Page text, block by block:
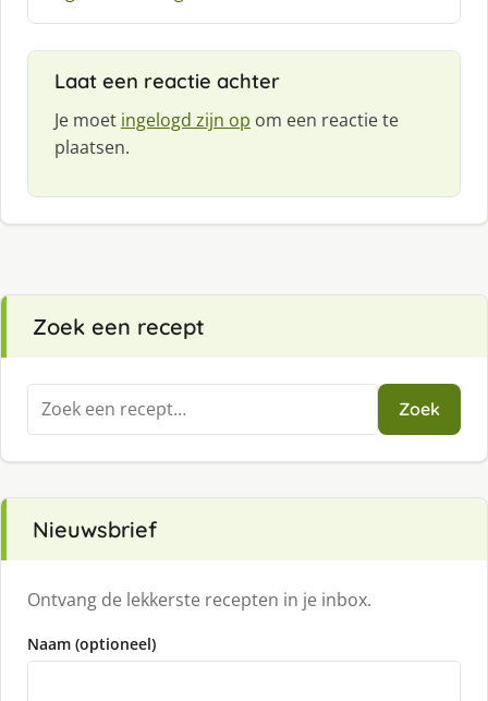
:
Laat een reactie achter
Je moet ingelogd zijn op om een reactie te
plaatsen.
Zoek een recept
Zoeken
naar:
Zoek
Nieuwsbrief
Ontvang de lekkerste recepten in je inbox.
Naam (optioneel)